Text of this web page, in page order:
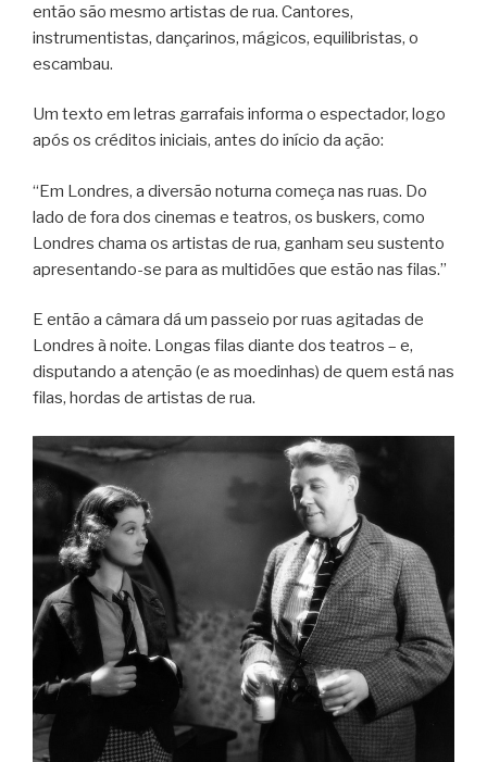
então são mesmo artistas de rua. Cantores,
instrumentistas, dançarinos, mágicos, equilibristas, o
escambau.
Um texto em letras garrafais informa o espectador, logo
após os créditos iniciais, antes do início da ação:
“Em Londres, a diversão noturna começa nas ruas. Do
lado de fora dos cinemas e teatros, os buskers, como
Londres chama os artistas de rua, ganham seu sustento
apresentando-se para as multidões que estão nas filas.”
E então a câmara dá um passeio por ruas agitadas de
Londres à noite. Longas filas diante dos teatros – e,
disputando a atenção (e as moedinhas) de quem está nas
filas, hordas de artistas de rua.